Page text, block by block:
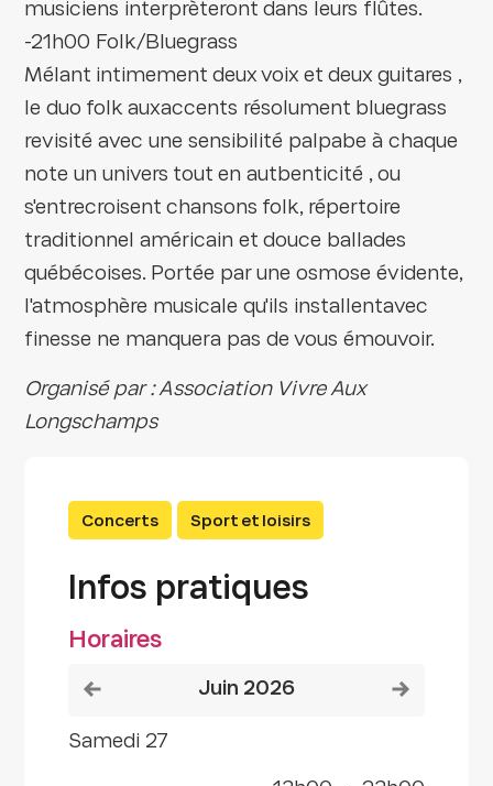
musiciens interprèteront dans leurs flûtes.
-21h00 Folk/Bluegrass
Mélant intimement deux voix et deux guitares ,
le duo folk auxaccents résolument bluegrass
revisité avec une sensibilité palpabe à chaque
note un univers tout en autbenticité , ou
s'entrecroisent chansons folk, répertoire
traditionnel américain et douce ballades
québécoises. Portée par une osmose évidente,
l'atmosphère musicale qu'ils installentavec
finesse ne manquera pas de vous émouvoir.
Organisé par : Association Vivre Aux
Longschamps
Concerts Sport et loisirs
Infos pratiques
Horaires
Voir le mois précédentjuin 2026
samedi 27